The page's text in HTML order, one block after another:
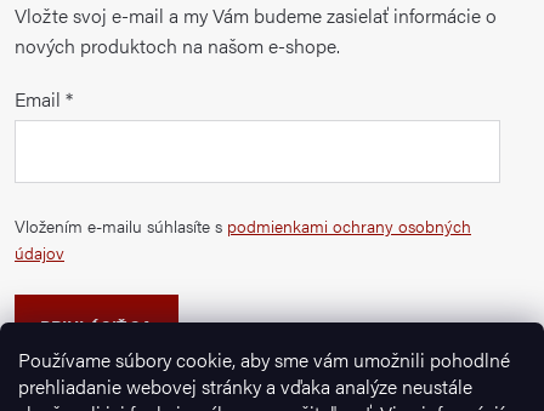
Používame súbory cookie, aby sme vám umožnili pohodlné
prehliadanie webovej stránky a vďaka analýze neustále
Vložte svoj e-mail a my Vám budeme zasielať informácie o
nových produktoch na našom e-shope.
Email
Vložením e-mailu súhlasíte s podmienkami ochrany osobných
údajov
PRIHLÁSIŤ SA